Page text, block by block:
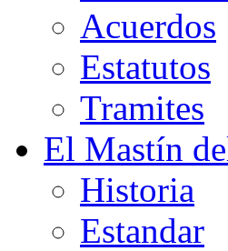
Acuerdos
Estatutos
Tramites
El Mastín
Historia
Estandar